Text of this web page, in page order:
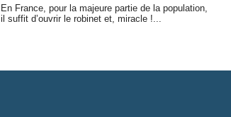
En France, pour la majeure partie de la population,
il suffit d’ouvrir le robinet et, miracle !...